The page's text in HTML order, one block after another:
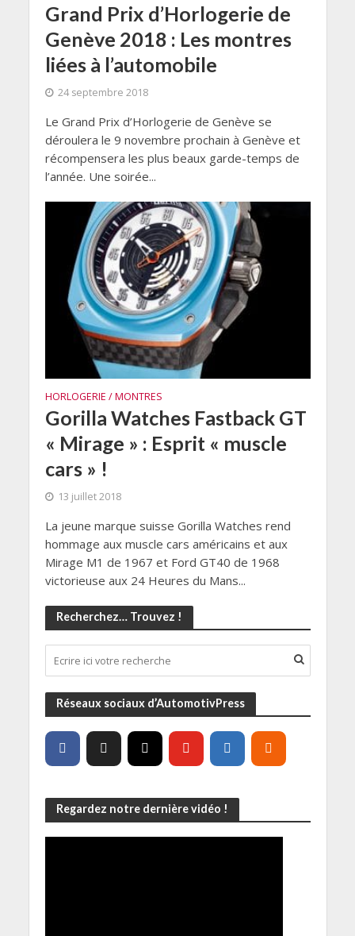
Grand Prix d’Horlogerie de
Genève 2018 : Les montres
liées à l’automobile
24 septembre 2018
Le Grand Prix d’Horlogerie de Genève se
déroulera le 9 novembre prochain à Genève et
récompensera les plus beaux garde-temps de
l’année. Une soirée...
HORLOGERIE / MONTRES
Gorilla Watches Fastback GT
« Mirage » : Esprit « muscle
cars » !
13 juillet 2018
La jeune marque suisse Gorilla Watches rend
hommage aux muscle cars américains et aux
Mirage M1 de 1967 et Ford GT40 de 1968
victorieuse aux 24 Heures du Mans...
Recherchez… Trouvez !
Réseaux sociaux d’AutomotivPress
Regardez notre dernière vidéo !